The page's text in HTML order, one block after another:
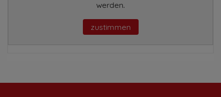
werden.
zustimmen